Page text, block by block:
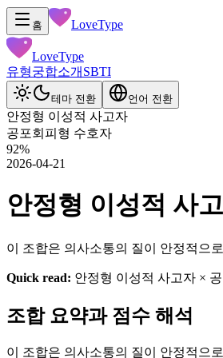
홈 LoveType
LoveType
유형궁합소개 SBTI
테마 전환 언어 전환
안정형 이성적 사고자
공포회피형 수호자
92%
2026-04-21
안정형 이성적 사
이 조합은 의사소통의 질이 안정적으
Quick read: 안정형 이성적 사고자 ×
조합 요약과 점수 해석
이 조합은 의사소통의 질이 안정적으